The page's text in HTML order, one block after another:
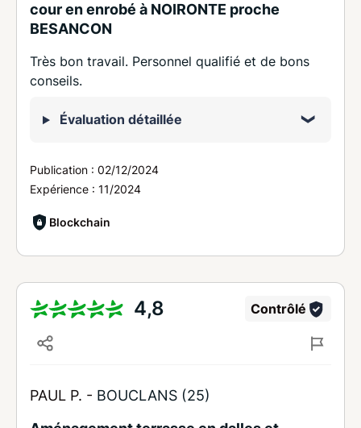
cour en enrobé à NOIRONTE proche
BESANCON
Très bon travail. Personnel qualifié et de bons
conseils.
Évaluation détaillée
Publication : 02/12/2024
Expérience : 11/2024
Blockchain
4,8 Contrôlé
PAUL P. - BOUCLANS (25)